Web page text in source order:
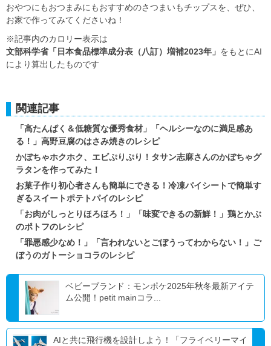
おやつにもおつまみにもおすすめのさつまいもチップスを、ぜひ、
お家で作ってみてくださいね！
※記事内のカロリー表示は
文部科学省「日本食品標準成分表（八訂）増補2023年」 をもとにAI
により算出したものです
関連記事
「高たんぱく＆低糖質な優秀食材」「ヘルシーなのに満足感あ
る！」高野豆腐のはさみ焼きのレシピ
かぼちゃホクホク、エビぷりぷり！タサン志麻さんのかぼちゃグ
ラタンを作ってみた！
お菓子作り初心者さんも簡単にできる！冷凍パイシートで簡単す
ぎるスイートポテトパイのレシピ
「お肉がしっとりほろほろ！」「味変できるの新鮮！」鶏とかぶ
のポトフのレシピ
「罪悪感少なめ！」「言われないとごぼうってわからない！」ご
ぼうのガトーショコラのレシピ
ベビーブランド：モンポケ2025年秋冬最新アイテ
ム公開！petit mainコラ...
AIと共に飛行機を設計しよう！「フライベリーマイ